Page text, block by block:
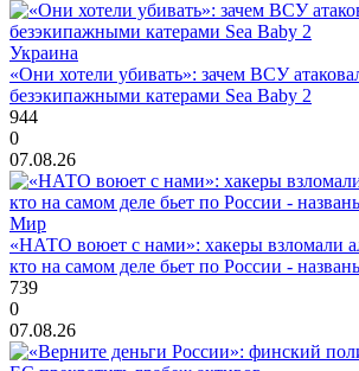
Украина
«Они хотели убивать»: зачем ВСУ
безэкипажными катерами Sea Baby 2
944
0
07.08.26
Мир
«НАТО воюет с нами»: хакеры взломали
кто на самом деле бьет по России -
739
0
07.08.26